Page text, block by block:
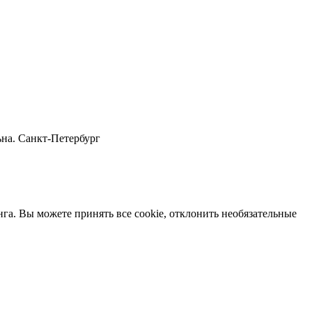
Санкт-Петербург
Вы можете принять все cookie, отклонить необязательные